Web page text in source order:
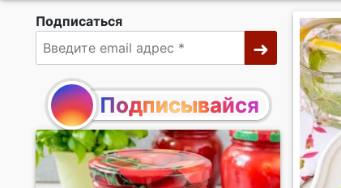
Подписаться
Подписывайся